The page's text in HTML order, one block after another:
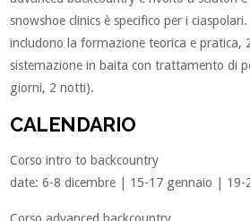
snowshoe clinics è specifico per i
includono la formazione teorica e pratica,
sistemazione in baita con trattamento di
giorni, 2 notti).
CALENDARIO
Corso intro to backcountry
date: 6-8 dicembre | 15-17 gennaio | 19-